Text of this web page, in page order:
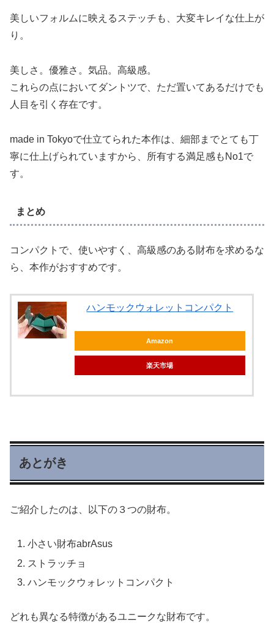
美しいフォルムに映えるステッチも、大変キレイな仕上が
り。
美しさ。優雅さ。気品。高級感。
これらの点においてダントツで、ただ置いてあるだけでも
人目を引く存在です。
made in Tokyoで仕立てられた本作は、細部までとても丁
寧に仕上げられていますから、所有する満足感もNo1で
す。
まとめ
コンパクトで、使いやすく、高級感のある財布を求めるな
ら、本作がおすすめです。
ハンモックウォレットコンパクト
Amazon
楽天市場
あとがき
ご紹介したのは、以下の３つの財布。
小さい財布abrAsus
ストラッチョ
ハンモックウォレットコンパクト
どれも異なる特徴があるユニークな財布です。